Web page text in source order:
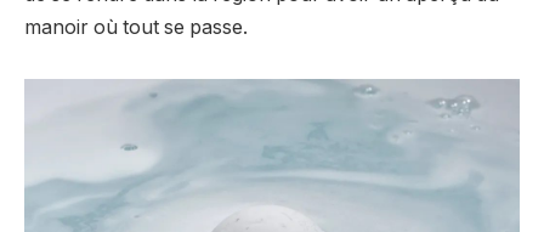
manoir où tout se passe.